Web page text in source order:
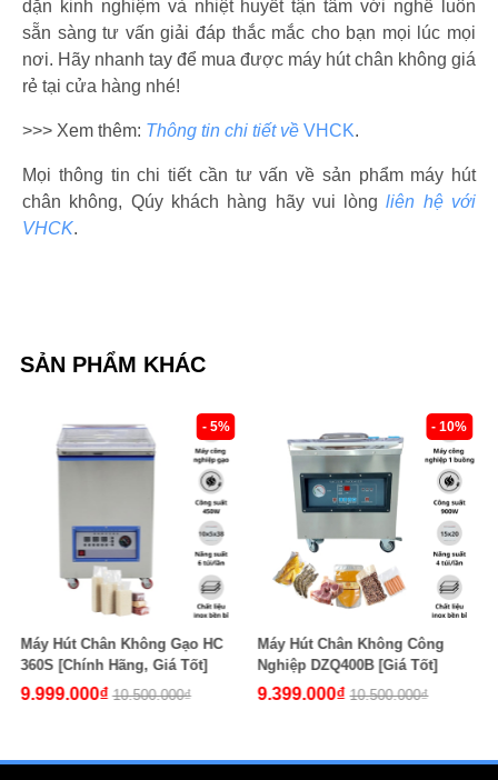
dặn kinh nghiệm và nhiệt huyết tận tâm với nghề luôn
sẵn sàng tư vấn giải đáp thắc mắc cho bạn mọi lúc mọi
nơi. Hãy nhanh tay để mua được máy hút chân không giá
rẻ tại cửa hàng nhé!
>>> Xem thêm: Thông tin chi tiết về VHCK.
Mọi thông tin chi tiết cần tư vấn về sản phẩm máy hút
chân không, Qúy khách hàng hãy vui lòngliên hệ với
VHCK.
SẢN PHẨM KHÁC
- 5%
Máy Hút Chân Không Gạo HC
360S [Chính Hãng, Giá Tốt]
9.999.000₫ 10.500.000₫
- 10%
Máy Hút Chân Không Công
Nghiệp DZQ400B [Giá Tốt]
9.399.000₫ 10.500.000₫